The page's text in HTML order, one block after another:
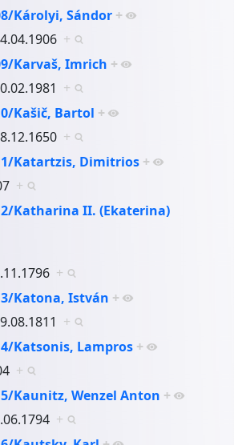
Károlyi, Sándor +
+
Karvaš, Imrich +
+
Kašič, Bartol +
+
Katartzis, Dimitrios +
+
Katharina II. (Ekaterina)
+
Katona, István +
+
Katsonis, Lampros +
+
Kaunitz, Wenzel Anton +
+